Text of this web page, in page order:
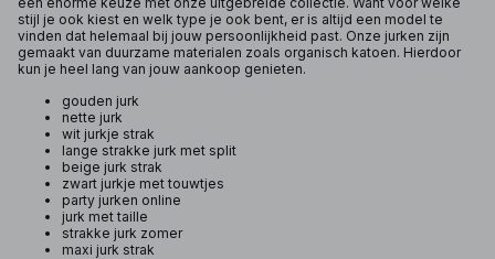
stijl je ook kiest en welk type je ook bent, er is altijd een model te
vinden dat helemaal bij jouw persoonlijkheid past. Onze jurken zijn
gemaakt van duurzame materialen zoals organisch katoen. Hierdoor
kun je heel lang van jouw aankoop genieten.
gouden jurk
nette jurk
wit jurkje strak
lange strakke jurk met split
beige jurk strak
zwart jurkje met touwtjes
party jurken online
jurk met taille
strakke jurk zomer
maxi jurk strak